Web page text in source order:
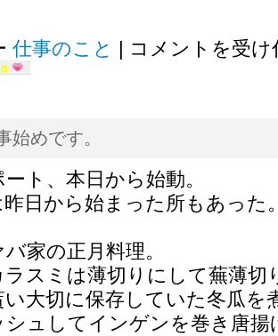
仕事のこと |
今
り
し
は
コメントを受
始めです。
ト、本日から始動。
日から始まった所もあった
家の正月料理。
ラスミは薄切りにして蕪薄切
大切に保存していた冬瓜を
シュしてインゲンを巻き唐揚